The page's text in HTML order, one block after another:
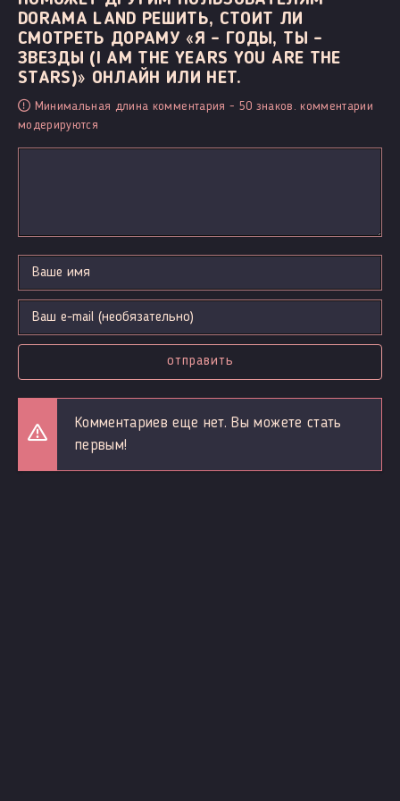
DORAMA LAND РЕШИТЬ, СТОИТ ЛИ
СМОТРЕТЬ ДОРАМУ «Я - ГОДЫ, ТЫ -
ЗВЕЗДЫ (I AM THE YEARS YOU ARE THE
STARS)» ОНЛАЙН ИЛИ НЕТ.
Минимальная длина комментария - 50 знаков. комментарии
модерируются
отправить
Комментариев еще нет. Вы можете стать
первым!